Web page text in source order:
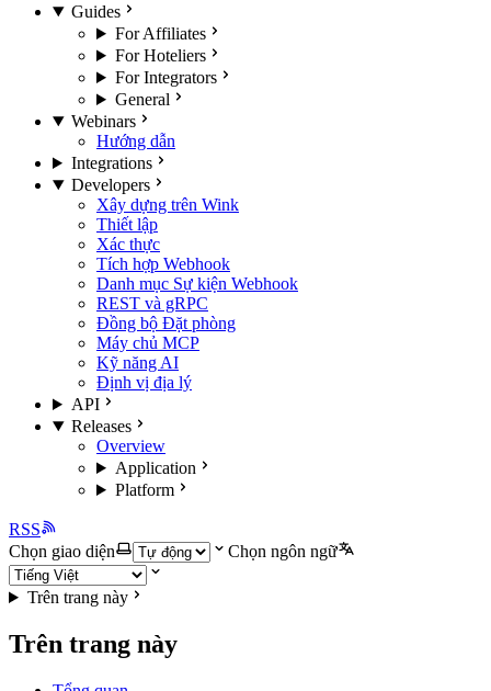
Guides
For Affiliates
For Hoteliers
For Integrators
General
Webinars
Hướng dẫn
Integrations
Developers
Xây dựng trên Wink
Thiết lập
Xác thực
Tích hợp Webhook
Danh mục Sự kiện Webhook
REST và gRPC
Đồng bộ Đặt phòng
Máy chủ MCP
Kỹ năng AI
Định vị địa lý
API
Releases
Overview
Application
Platform
RSS
Chọn giao diện
Chọn ngôn ngữ
Trên trang này
Trên trang này